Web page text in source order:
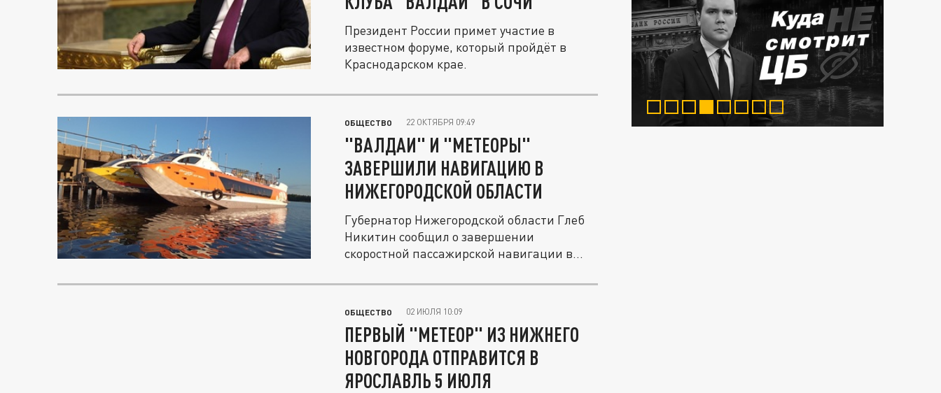
Президент России примет участие в
известном форуме, который пройдёт в
Краснодарском крае.
ОБЩЕСТВО 22 ОКТЯБРЯ 09:49
"ВАЛДАИ" И "МЕТЕОРЫ"
ЗАВЕРШИЛИ НАВИГАЦИЮ В
НИЖЕГОРОДСКОЙ ОБЛАСТИ
Губернатор Нижегородской области Глеб
Никитин сообщил о завершении
скоростной пассажирской навигации в...
ОБЩЕСТВО 02 ИЮЛЯ 10:09
ПЕРВЫЙ "МЕТЕОР" ИЗ НИЖНЕГО
НОВГОРОДА ОТПРАВИТСЯ В
ЯРОСЛАВЛЬ 5 ИЮЛЯ